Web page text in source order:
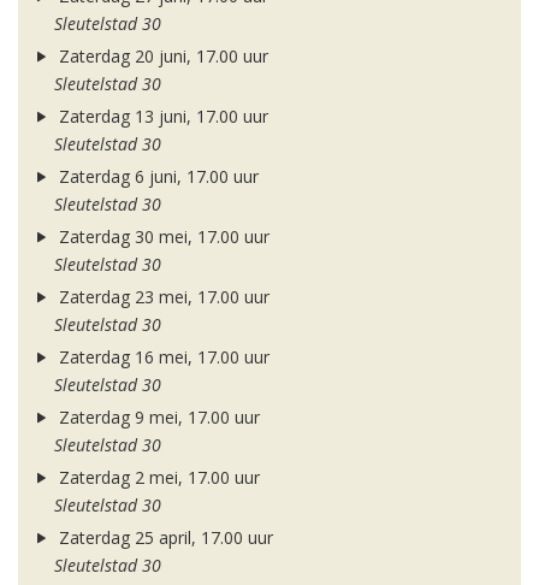
Sleutelstad 30
Zaterdag 20 juni, 17.00 uur
Sleutelstad 30
Zaterdag 13 juni, 17.00 uur
Sleutelstad 30
Zaterdag 6 juni, 17.00 uur
Sleutelstad 30
Zaterdag 30 mei, 17.00 uur
Sleutelstad 30
Zaterdag 23 mei, 17.00 uur
Sleutelstad 30
Zaterdag 16 mei, 17.00 uur
Sleutelstad 30
Zaterdag 9 mei, 17.00 uur
Sleutelstad 30
Zaterdag 2 mei, 17.00 uur
Sleutelstad 30
Zaterdag 25 april, 17.00 uur
Sleutelstad 30